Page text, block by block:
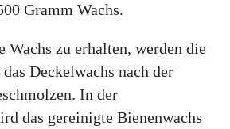
Gramm Wachs.
Wachs zu erhalten, werden die
Deckelwachs nach der
In der
das gereinigte Bienenwachs